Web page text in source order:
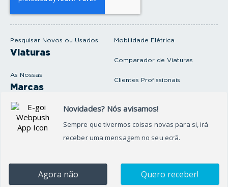
Pesquisar Novos ou Usados
Viaturas
As Nossas
Marcas
Produtos e serviços
Oficina
Onde Estamos
Mobilidade Elétrica
Comparador de Viaturas
Clientes Profissionais
Seguros Protector
Artigos e Notícias
l